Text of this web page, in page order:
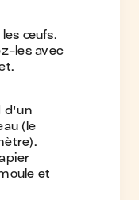
les œufs.
les avec
d'un
(le
et